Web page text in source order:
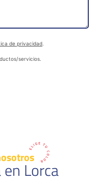
de privacidad
servicios.
Lorca